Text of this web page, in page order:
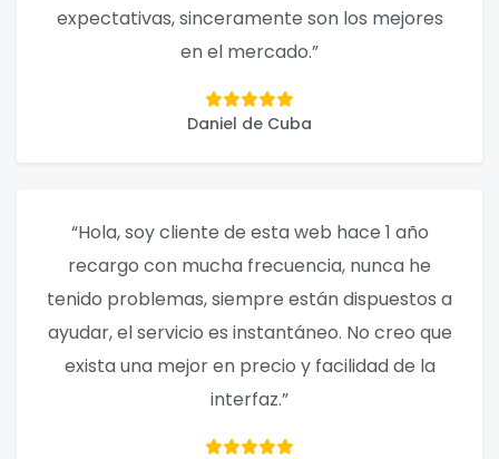
expectativas, sinceramente son los mejores
en el mercado.”
Daniel de Cuba
“Hola, soy cliente de esta web hace 1 año
recargo con mucha frecuencia, nunca he
tenido problemas, siempre están dispuestos a
ayudar, el servicio es instantáneo. No creo que
exista una mejor en precio y facilidad de la
interfaz.”